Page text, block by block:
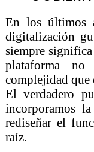
En los últimos
digitalización
siempre
plataforma
complejidad que
El verdadero
incorporamos
rediseñar el
raíz.